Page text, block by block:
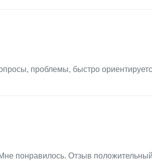
проблемы, быстро
понравилось. Отзыв